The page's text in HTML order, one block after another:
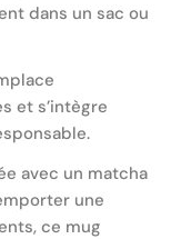
dans un sac ou
et s’intègre
avec un matcha
une
ce mug